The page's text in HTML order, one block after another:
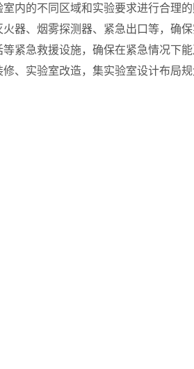
内的不同区域和实验要求进行合理的
器、烟雾探测器、紧急出口等，确保
紧急救援设施，确保在紧急情况下能
、实验室改造，集实验室设计布局